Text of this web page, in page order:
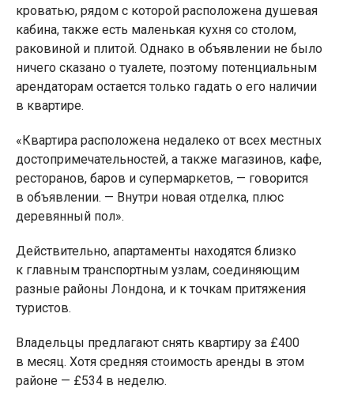
кроватью, рядом с которой расположена душевая
кабина, также есть маленькая кухня со столом,
раковиной и плитой. Однако в объявлении не было
ничего сказано о туалете, поэтому потенциальным
арендаторам остается только гадать о его наличии
в квартире.
«Квартира расположена недалеко от всех местных
достопримечательностей, а также магазинов, кафе,
ресторанов, баров и супермаркетов, — говорится
в объявлении. — Внутри новая отделка, плюс
деревянный пол».
Действительно, апартаменты находятся близко
к главным транспортным узлам, соединяющим
разные районы Лондона, и к точкам притяжения
туристов.
Владельцы предлагают снять квартиру за £400
в месяц. Хотя средняя стоимость аренды в этом
районе — £534 в неделю.